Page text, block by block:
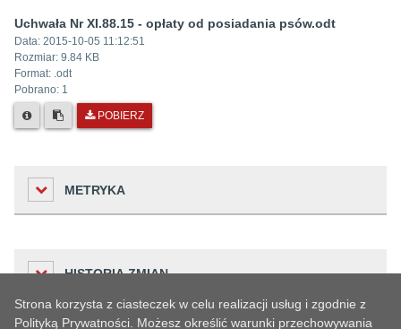
Uchwała Nr XI.88.15 - opłaty od posiadania psów.odt
Data: 2015-10-05 11:12:51
Rozmiar: 9.84 KB
Format: .odt
Pobrano: 1
POBIERZ
METRYKA
Liczba odwiedzin
149
Podmiot udostępniający informację
Urząd Miejski w Oławie
HISTORIA ZMIAN
Strona korzysta z ciasteczek w celu realizacji usług i zgodnie z
Polityką Prywatności. Możesz określić warunki przechowywania